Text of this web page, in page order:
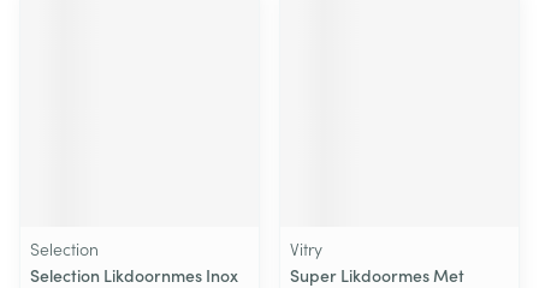
Selection
Selection Likdoornmes Inox
Vitry
Super Likdoormes Met